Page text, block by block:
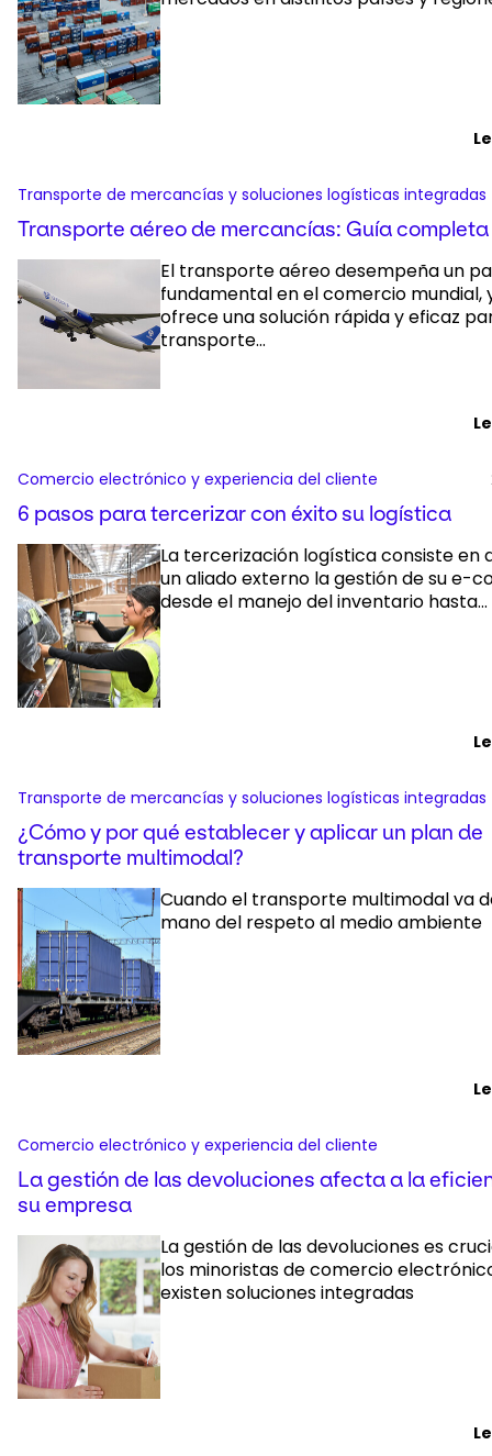
Transporte de mercancías y soluciones logísticas integradas
Transporte aéreo de mercancías: Guía completa
El transporte aéreo desempeña un
fundamental en el comercio mundial,
ofrece una solución rápida y eficaz
transporte...
Comercio electrónico y experiencia del cliente
6 pasos para tercerizar con éxito su logística
La tercerización logística consiste en
un aliado externo la gestión de su e-
desde el manejo del inventario hasta...
Transporte de mercancías y soluciones logísticas integradas
¿Cómo y por qué establecer y aplicar un plan de
transporte multimodal?
Cuando el transporte multimodal va
mano del respeto al medio ambiente
Comercio electrónico y experiencia del cliente
La gestión de las devoluciones afecta a la
su empresa
La gestión de las devoluciones es
los minoristas de comercio
existen soluciones integradas